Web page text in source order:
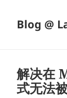
Blog @
解决在
式无法